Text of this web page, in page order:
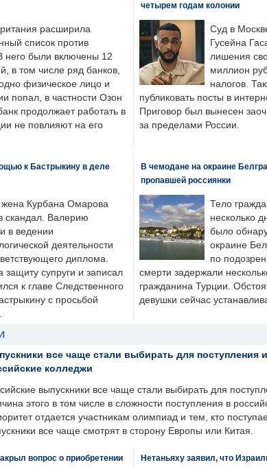
расширила
список против
него были включены 12
в том числе ряд банков,
физическое лицо и
попал, в частности Озон
продолжает работать в
не повлияют на его
четырем годам колонии
Суд в
Гусейна
лишения
миллион
налогов.
публиковать посты в
Приговор был вынесен
за пределами России.
к Бастрыкину в деле
жена Курбана Омарова
скандал. Валерию
в ведении
деятельности
диплома.
супруги и записал
к главе Следственного
с просьбой
В чемодане на окраине
пропавшей россиянки
Тело
несколько
было
окраине
по
смерти задержали
гражданина Турции.
девушки сейчас
все чаще стали выбирать для поступления
колледжи
выпускники все чаще стали выбирать для
этого в том числе в сложности поступления в
отдается участникам олимпиад и тем, кто
все чаще смотрят в сторону Европы или Китая.
вопрос о приобретении
Нетаньяху заявил, что